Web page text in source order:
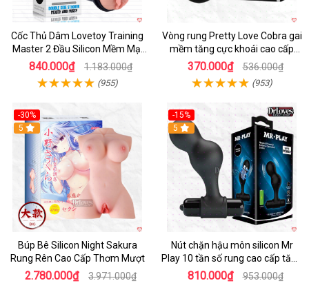
Cốc Thủ Dâm Lovetoy Training
Master 2 Đầu Silicon Mềm Mại
Tiện Lợi
840.000₫ 1.183.000₫
(955)
Vòng rung Pretty Love Cobra gai
mềm tăng cực khoái cao cấp
chính hãng
370.000₫ 536.000₫
(953)
-30%
Hot
5
Búp Bê Silicon Night Sakura
Rung Rên Cao Cấp Thơm Mượt
2.780.000₫ 3.971.000₫
-15%
Hot
5
Nút chặn hậu môn silicon Mr
Play 10 tần số rung cao cấp tăng
khoái cảm
810.000₫ 953.000₫